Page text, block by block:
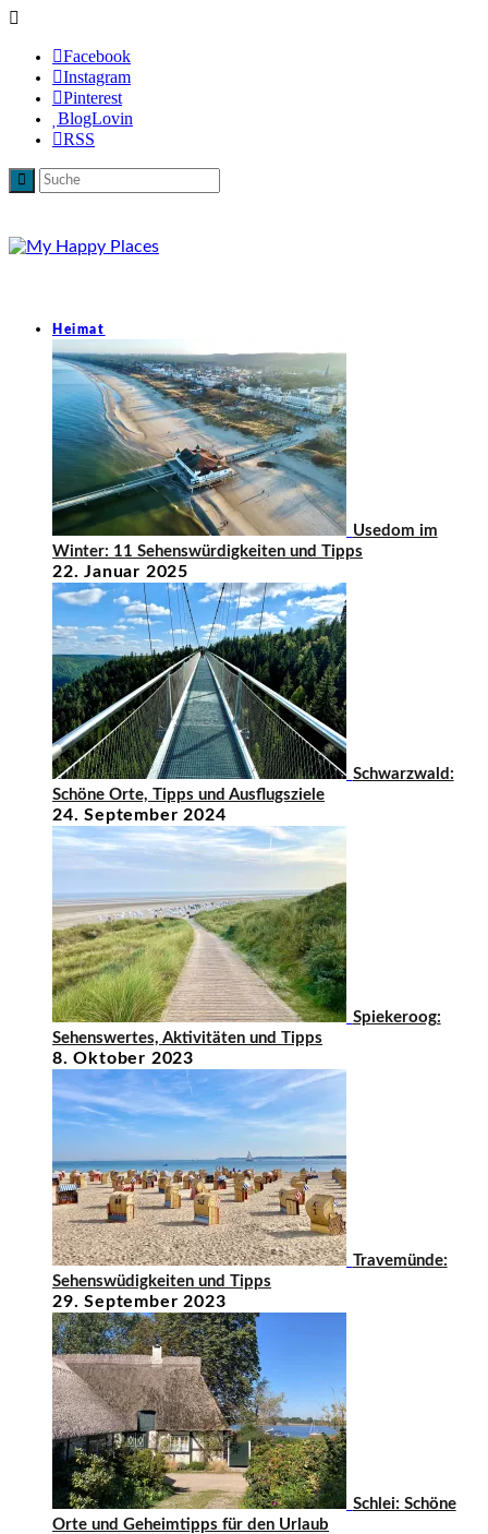
Facebook
Instagram
Pinterest
BlogLovin
RSS
Heimat
Usedom im
Winter: 11 Sehenswürdigkeiten und Tipps
22. Januar 2025
Schwarzwald:
Schöne Orte, Tipps und Ausflugsziele
24. September 2024
Spiekeroog:
Sehenswertes, Aktivitäten und Tipps
8. Oktober 2023
Travemünde:
Sehenswüdigkeiten und Tipps
29. September 2023
Schlei: Schöne
Orte und Geheimtipps für den Urlaub